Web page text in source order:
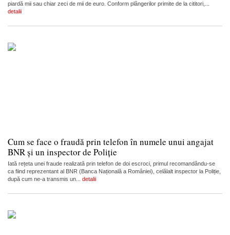
piardă mii sau chiar zeci de mii de euro. Conform plângerilor primite de la cititori,...
detalii
Cum se face o fraudă prin telefon în numele unui angajat
BNR și un inspector de Poliție
Iată rețeta unei fraude realizată prin telefon de doi escroci, primul recomandându-se
ca fiind reprezentant al BNR (Banca Națională a României), celălalt inspector la Poliție,
după cum ne-a transmis un... detalii